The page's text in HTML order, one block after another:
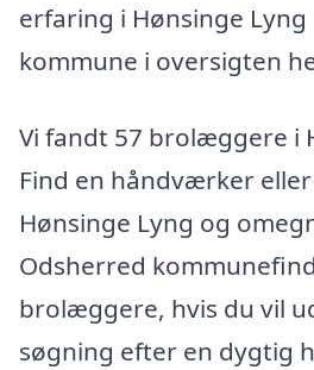
erfaring i Hønsinge
kommune i oversigten
Vi fandt 57 brolæggere i
Find en håndværker
Hønsinge Lyng og
Odsherred
brolæggere, hvis du vil
søgning efter en dygtig